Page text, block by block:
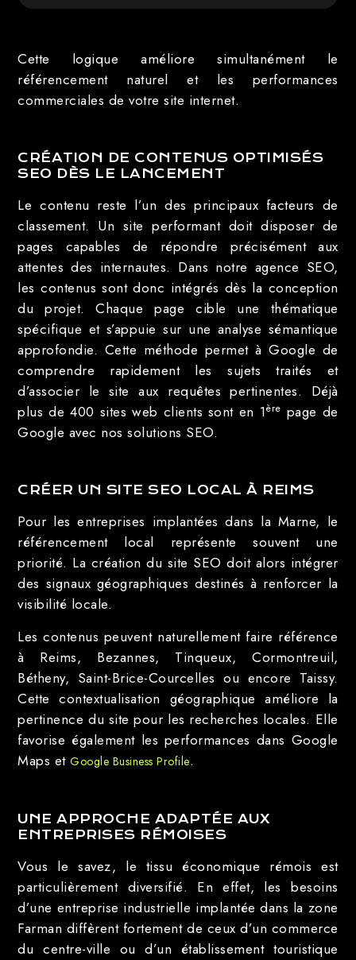
Cette logique améliore simultanément le
référencement naturel et les performances
commerciales de votre site internet.
CRÉATION DE CONTENUS OPTIMISÉS
SEO DÈS LE LANCEMENT
Le contenu reste l’un des principaux facteurs de
classement. Un site performant doit disposer de
pages capables de répondre précisément aux
attentes des internautes. Dans notre agence SEO,
les contenus sont donc intégrés dès la conception
du projet. Chaque page cible une thématique
spécifique et s’appuie sur une analyse sémantique
approfondie. Cette méthode permet à Google de
comprendre rapidement les sujets traités et
d’associer le site aux requêtes pertinentes. Déjà
plus de 400 sites web clients sont en 1ère page de
Google avec nos solutions SEO.
CRÉER UN SITE SEO LOCAL À REIMS
Pour les entreprises implantées dans la Marne, le
référencement local représente souvent une
priorité. La création du site SEO doit alors intégrer
des signaux géographiques destinés à renforcer la
visibilité locale.
Les contenus peuvent naturellement faire référence
à Reims, Bezannes, Tinqueux, Cormontreuil,
Bétheny, Saint-Brice-Courcelles ou encore Taissy.
Cette contextualisation géographique améliore la
pertinence du site pour les recherches locales. Elle
favorise également les performances dans Google
Maps etGoogle Business Profile.
UNE APPROCHE ADAPTÉE AUX
ENTREPRISES RÉMOISES
Vous le savez, le tissu économique rémois est
particulièrement diversifié. En effet, les besoins
d’une entreprise industrielle implantée dans la zone
Farman diffèrent fortement de ceux d’un commerce
du centre-ville ou d’un établissement touristique